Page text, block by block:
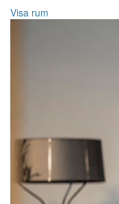
Visa rum